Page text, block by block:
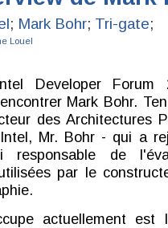
; Mark Bohr; Tri-gate;
Louel
Developer
Mark Bohr.
des Architectures
Mr. Bohr - qui a
de
par le
actuellement est